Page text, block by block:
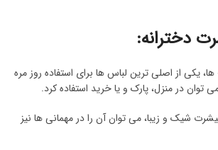
دخترانه:
یکی از اصلی ترین لباس ها برای استفاده روز مره
توان در منزل، پارک و یا خرید استفاده کرد.
شیک و زیبا، می توان آن را در مهمانی ها نیز